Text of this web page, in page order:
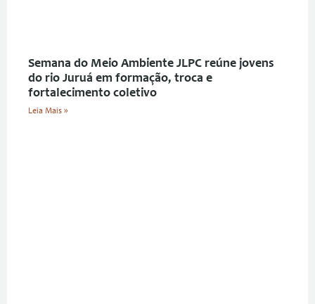
Semana do Meio Ambiente JLPC reúne jovens
do rio Juruá em formação, troca e
fortalecimento coletivo
Leia Mais »